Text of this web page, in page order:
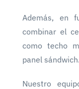
Además, en
combinar el
como techo
panel
Nuestro